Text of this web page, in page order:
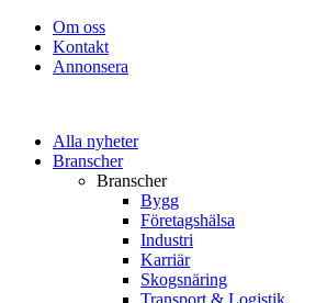
Om oss
Kontakt
Annonsera
Alla nyheter
Branscher
Branscher
Bygg
Företagshälsa
Industri
Karriär
Skogsnäring
Transport & Logistik